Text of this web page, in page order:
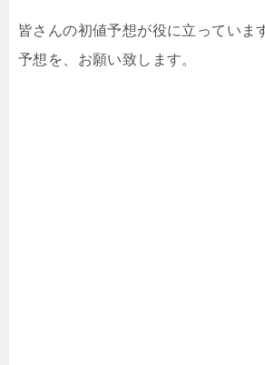
皆さんの初値予想が役に立っていま
予想を、お願い致します。